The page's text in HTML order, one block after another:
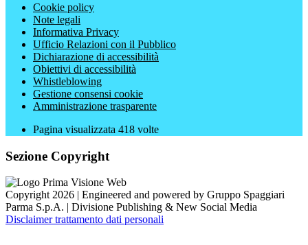
Cookie policy
Note legali
Informativa Privacy
Ufficio Relazioni con il Pubblico
Dichiarazione di accessibilità
Obiettivi di accessibilità
Whistleblowing
Gestione consensi cookie
Amministrazione trasparente
Pagina visualizzata 418 volte
Sezione Copyright
Copyright 2026 | Engineered and powered by Gruppo Spaggiari
Parma S.p.A. | Divisione Publishing & New Social Media
Disclaimer trattamento dati personali